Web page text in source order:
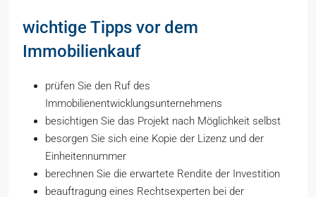
wichtige Tipps vor dem
Immobilienkauf
prüfen Sie den Ruf des
Immobilienentwicklungsunternehmens
besichtigen Sie das Projekt nach Möglichkeit selbst
besorgen Sie sich eine Kopie der Lizenz und der
Einheitennummer
berechnen Sie die erwartete Rendite der Investition
beauftragung eines Rechtsexperten bei der